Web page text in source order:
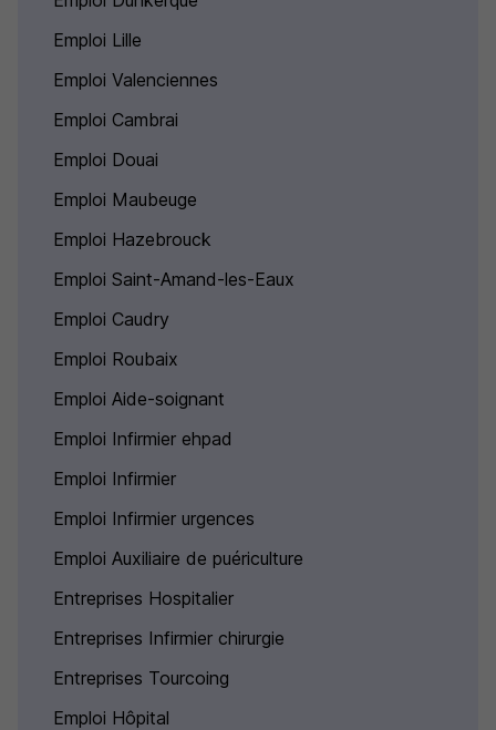
Emploi Lille
Emploi Valenciennes
Emploi Cambrai
Emploi Douai
Emploi Maubeuge
Emploi Hazebrouck
Emploi Saint-Amand-les-Eaux
Emploi Caudry
Emploi Roubaix
Emploi Aide-soignant
Emploi Infirmier ehpad
Emploi Infirmier
Emploi Infirmier urgences
Emploi Auxiliaire de puériculture
Entreprises Hospitalier
Entreprises Infirmier chirurgie
Entreprises Tourcoing
Emploi Hôpital